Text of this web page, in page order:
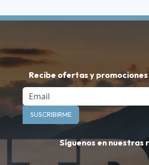
Recibe ofertas y promociones
Email
SUSCRIBIRME
Síguenos en nuestras